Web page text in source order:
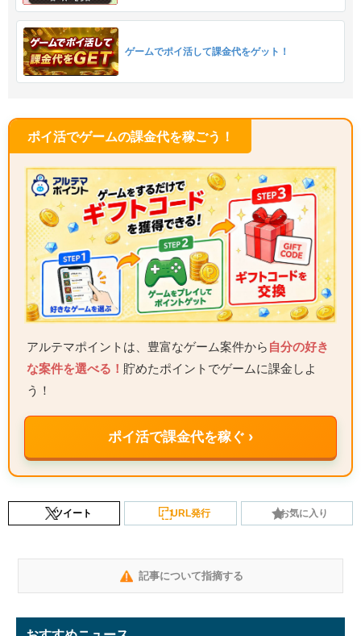
ゲームでポイ活して課金代をゲット！
ポイ活でゲームの課金代を稼ごう！
アルテマポイントは、豊富なゲーム案件から 自分の好き
な案件を選べる！ 貯めたポイントでゲームに課金しよ
う！
ポイ活で課金代を稼ぐ ›
ツイート URL発行 お気に入り
記事について指摘する